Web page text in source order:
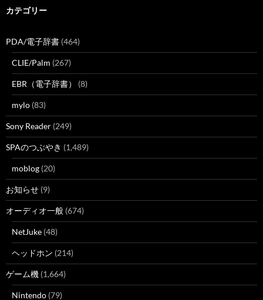
カテゴリー
PDA/電子辞書 (464)
CLIE/Palm (267)
EBR（電子辞書） (8)
mylo (83)
Sony Reader (249)
SPAのつぶやき (1,489)
moblog (20)
お知らせ (9)
オーディオ一般 (674)
NetJuke (48)
ヘッドホン (214)
ゲーム機 (1,664)
Nintendo (79)